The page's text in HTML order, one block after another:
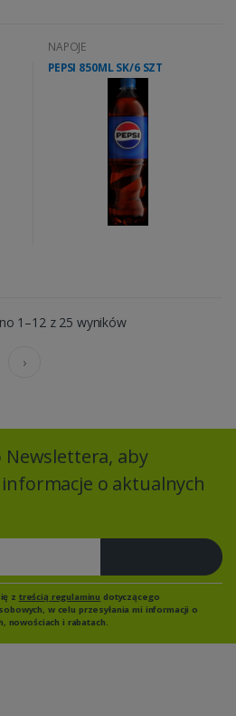
NAPOJE
PEPSI 850ML SK/6 SZT
1–12 z 25 wyników
›
Newslettera, aby
o aktualnych
z treścią regulaminu dotyczącego
w celu przesyłania mi informacji o
nowościach i rabatach.